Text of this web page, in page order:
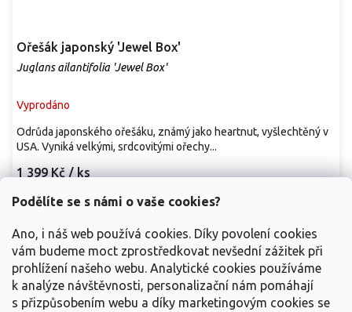
Podělíte se s námi o vaše cookies?
Ano, i náš web používá cookies. Díky povolení cookies
vám budeme moct zprostředkovat nevšední zážitek při
prohlížení našeho webu. Analytické cookies používáme
k analýze návštěvnosti, personalizační nám pomáhají
s přizpůsobením webu a díky marketingovým cookies se
Ořešák japonský 'Jewel Box'
Juglans ailantifolia 'Jewel Box'
Vyprodáno
1 399 Kč/ ks
Detail
Odrůda japonského ořešáku, známý jako heartnut, vyšlechtěný v
USA. Vyniká velkými, srdcovitými ořechy...